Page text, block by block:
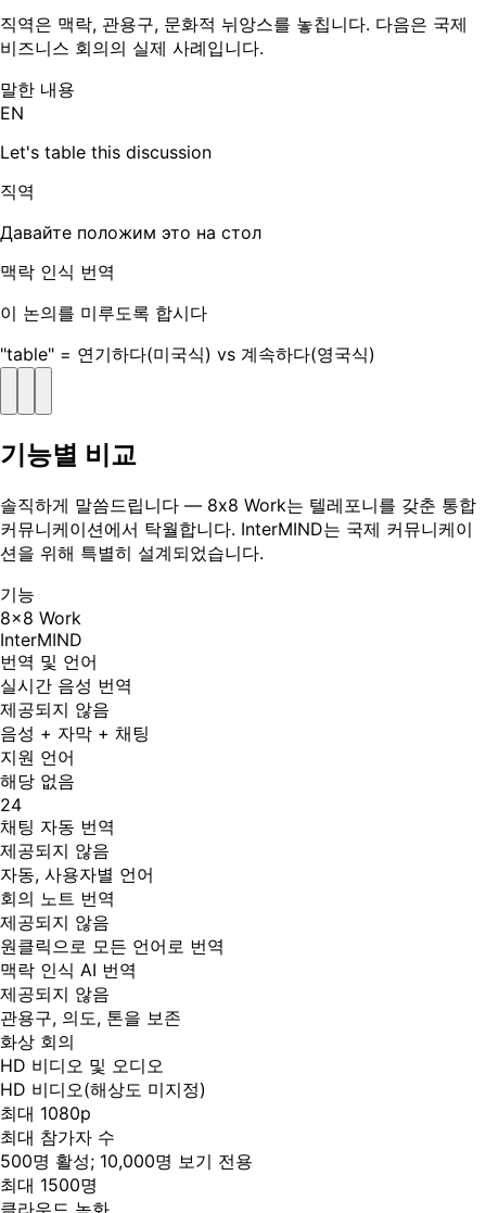
직역은 맥락, 관용구, 문화적 뉘앙스를 놓칩니다. 다음은 국제
비즈니스 회의의 실제 사례입니다.
말한 내용
EN
Let's table this discussion
직역
Давайте положим это на стол
맥락 인식 번역
이 논의를 미루도록 합시다
"table" = 연기하다(미국식) vs 계속하다(영국식)
기능별 비교
솔직하게 말씀드립니다 — 8x8 Work는 텔레포니를 갖춘 통합
커뮤니케이션에서 탁월합니다. InterMIND는 국제 커뮤니케이
션을 위해 특별히 설계되었습니다.
기능
8x8 Work
InterMIND
번역 및 언어
실시간 음성 번역
제공되지 않음
음성 + 자막 + 채팅
지원 언어
해당 없음
24
채팅 자동 번역
제공되지 않음
자동, 사용자별 언어
회의 노트 번역
제공되지 않음
원클릭으로 모든 언어로 번역
맥락 인식 AI 번역
제공되지 않음
관용구, 의도, 톤을 보존
화상 회의
HD 비디오 및 오디오
HD 비디오(해상도 미지정)
최대 1080p
최대 참가자 수
500명 활성; 10,000명 보기 전용
최대 1500명